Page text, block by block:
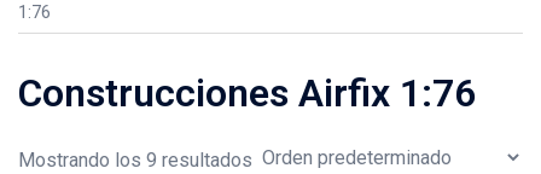
1:76
Construcciones Airfix 1:76
Mostrando los 9 resultados